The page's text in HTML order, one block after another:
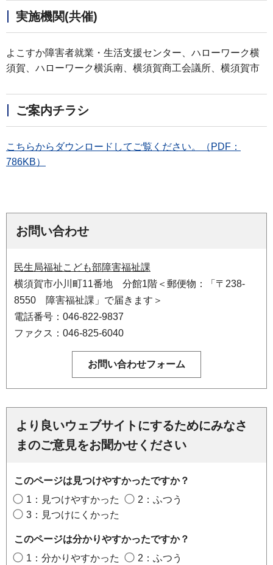
実施機関(共催)
よこすか障害者就業・生活支援センター、ハローワーク横
須賀、ハローワーク横浜南、横須賀商工会議所、横須賀市
ご案内チラシ
こちらからダウンロードしてご覧ください。（PDF：
786KB）
お問い合わせ
民生局福祉こども部障害福祉課
横須賀市小川町11番地 分館1階＜郵便物：「〒238-
8550 障害福祉課」で届きます＞
電話番号：046-822-9837
ファクス：046-825-6040
より良いウェブサイトにするためにみなさ
まのご意見をお聞かせください
このページは見つけやすかったですか？
1：見つけやすかった
2：ふつう
3：見つけにくかった
このページは分かりやすかったですか？
1：分かりやすかった
2：ふつう